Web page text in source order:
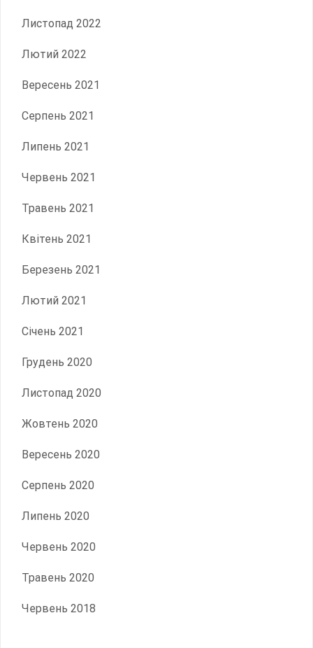
Листопад 2022
Лютий 2022
Вересень 2021
Серпень 2021
Липень 2021
Червень 2021
Травень 2021
Квітень 2021
Березень 2021
Лютий 2021
Січень 2021
Грудень 2020
Листопад 2020
Жовтень 2020
Вересень 2020
Серпень 2020
Липень 2020
Червень 2020
Травень 2020
Червень 2018